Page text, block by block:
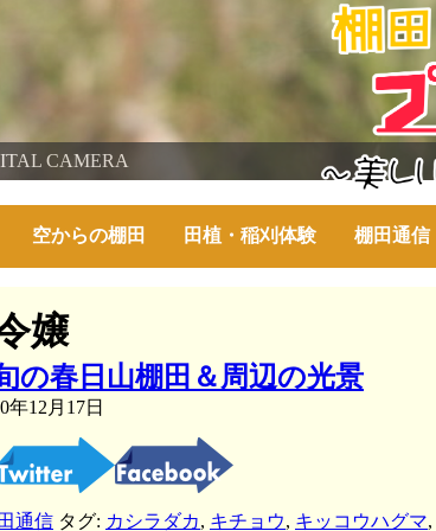
CAMERA
空からの棚田 田植・稲刈体験 棚田通信
嬢
の春日山棚田＆周辺の光景
年12月17日
通信 タグ: カシラダカ, キチョウ, キッコウハグマ,